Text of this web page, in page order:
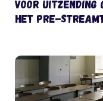
Vóór uitzending
het pre-